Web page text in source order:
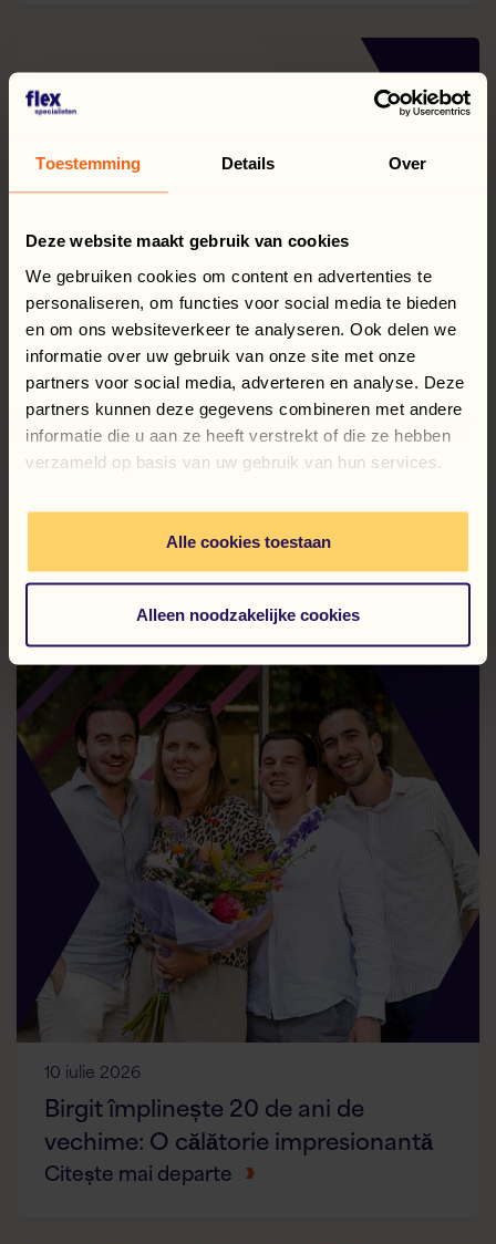
Toestemming Details Over
Deze website maakt gebruik van cookies
We gebruiken cookies om content en advertenties te
personaliseren, om functies voor social media te bieden
en om ons websiteverkeer te analyseren. Ook delen we
informatie over uw gebruik van onze site met onze
partners voor social media, adverteren en analyse. Deze
partners kunnen deze gegevens combineren met andere
informatie die u aan ze heeft verstrekt of die ze hebben
verzameld op basis van uw gebruik van hun services.
Alle cookies toestaan
Alleen noodzakelijke cookies
14 iulie 2026
Citește mai departe
10 iulie 2026
Birgit împlinește 20 de ani de
vechime: O călătorie impresionantă
Citește mai departe